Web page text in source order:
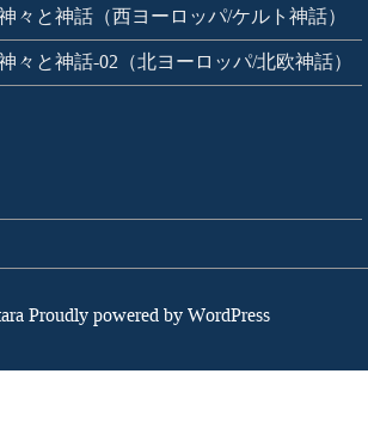
々と神話（西ヨーロッパ/ケルト神話）
々と神話-02（北ヨーロッパ/北欧神話）
Proudly powered by WordPress